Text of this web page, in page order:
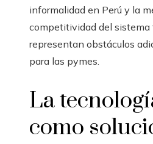
informalidad en Perú y la
competitividad del sistema
representan obstáculos
para las pymes.
La
como